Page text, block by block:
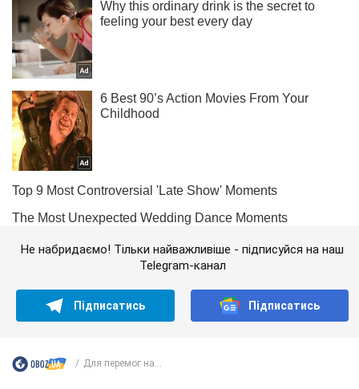
Не набридаємо! Тільки найважливіше - підписуйся на наш
Telegram-канал
Підписатись Підписатись
Для перемог на...